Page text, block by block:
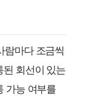
람마다 조금씩
된 회선이 있는
가능 여부를